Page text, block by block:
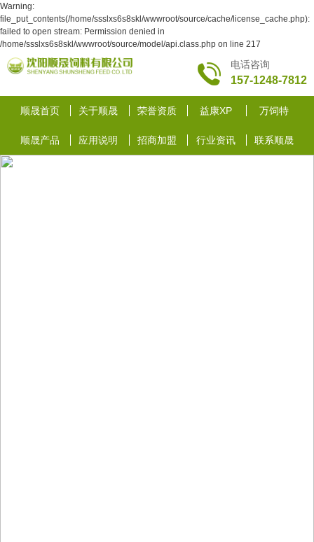
Warning:
file_put_contents(/home/ssslxs6s8skl/wwwroot/source/cache/license_cache.php):
failed to open stream: Permission denied in
/home/ssslxs6s8skl/wwwroot/source/model/api.class.php on line 217
电话咨询
157-1248-7812
顺晟首页 关于顺晟 荣誉资质 益康XP 万饲特
顺晟产品 应用说明 招商加盟 行业资讯 联系顺晟